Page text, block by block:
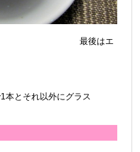
類 最後はエ
とそれ以外にグラス